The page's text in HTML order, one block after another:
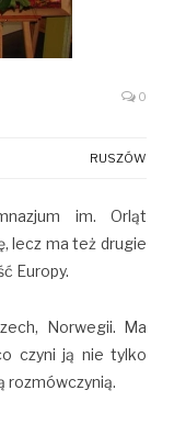
0
RUSZÓW
im. Orląt
lecz ma też drugie
Europy.
Norwegii. Ma
czyni ją nie tylko
rozmówczynią.